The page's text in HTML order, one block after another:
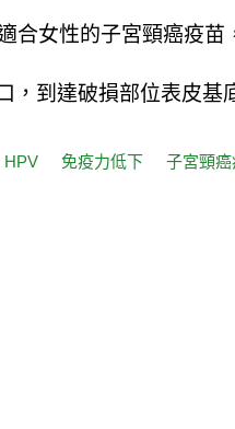
合女性的子宮頸癌疫
，到達破損部位表皮基
HPV 免疫力低下 子宮頸